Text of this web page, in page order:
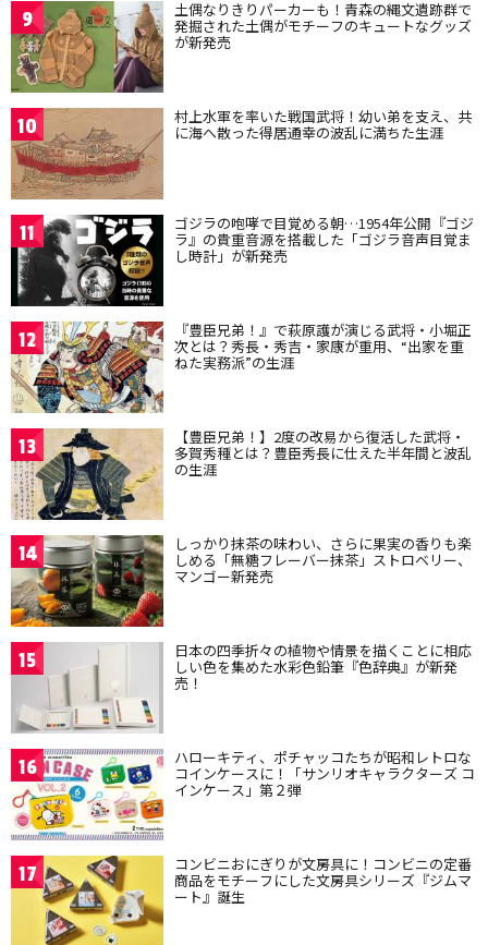
9 土偶なりきりパーカーも！青森の縄文遺跡群で
発掘された土偶がモチーフのキュートなグッズ
が新発売
10 村上水軍を率いた戦国武将！幼い弟を支え、共
に海へ散った得居通幸の波乱に満ちた生涯
11 ゴジラの咆哮で目覚める朝…1954年公開『ゴジ
ラ』の貴重音源を搭載した「ゴジラ音声目覚ま
し時計」が新発売
12 『豊臣兄弟！』で萩原護が演じる武将・小堀正
次とは？秀長・秀吉・家康が重用、“出家を重
ねた実務派”の生涯
13 【豊臣兄弟！】2度の改易から復活した武将・
多賀秀種とは？豊臣秀長に仕えた半年間と波乱
の生涯
14 しっかり抹茶の味わい、さらに果実の香りも楽
しめる「無糖フレーバー抹茶」ストロベリー、
マンゴー新発売
15 日本の四季折々の植物や情景を描くことに相応
しい色を集めた水彩色鉛筆『色辞典』が新発
売！
16 ハローキティ、ポチャッコたちが昭和レトロな
コインケースに！「サンリオキャラクターズ コ
インケース」第２弾
17 コンビニおにぎりが文房具に！コンビニの定番
商品をモチーフにした文房具シリーズ『ジムマ
ート』誕生